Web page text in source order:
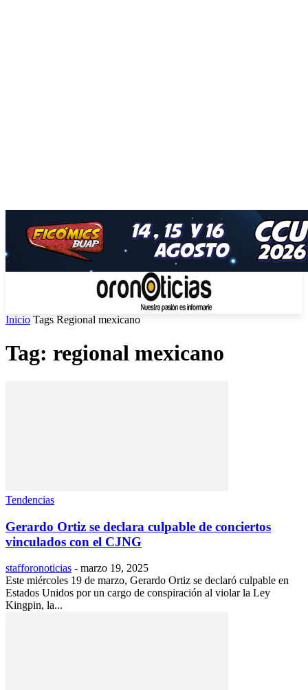
Inicio Tags Regional mexicano
Tag: regional mexicano
Tendencias
Gerardo Ortiz se declara culpable de conciertos
vinculados con el CJNG
stafforonoticias - marzo 19, 2025
Este miércoles 19 de marzo, Gerardo Ortiz se declaró culpable en
Estados Unidos por un cargo de conspiración al violar la Ley
Kingpin, la...